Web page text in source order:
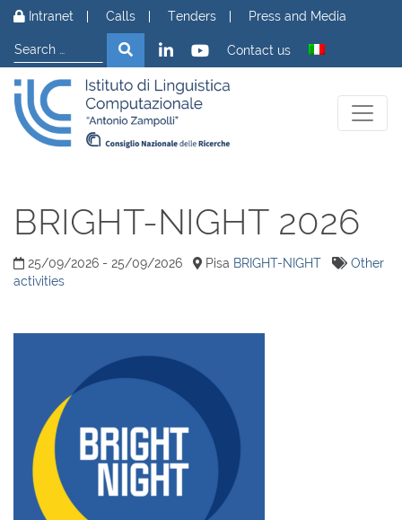
Skip to content
Intranet Calls Tenders
Press and Media
Search
Search Contact us
BRIGHT-NIGHT 2026
25/09/2026 - 25/09/2026 Pisa BRIGHT-NIGHT
Other
activities